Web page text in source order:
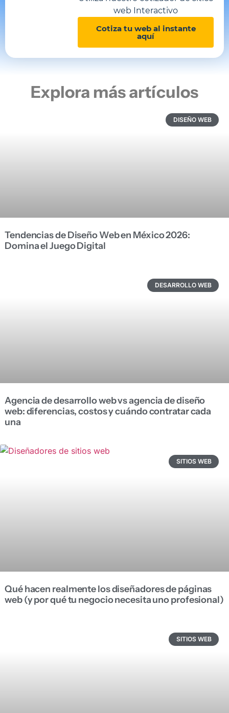
web Interactivo
Cotiza tu web al instante
aquí
Explora más artículos
DISEÑO WEB
Tendencias de Diseño Web en México 2026:
Domina el Juego Digital
DESARROLLO WEB
Agencia de desarrollo web vs agencia de diseño
web: diferencias, costos y cuándo contratar cada
una
SITIOS WEB
Qué hacen realmente los diseñadores de páginas
web (y por qué tu negocio necesita uno profesional)
SITIOS WEB